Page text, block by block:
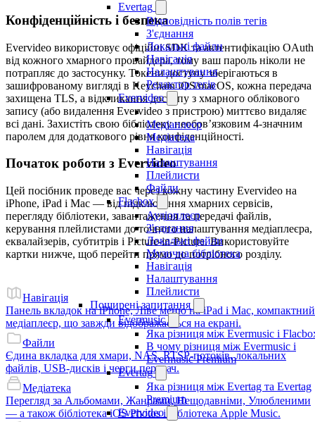
Evertag
Відповідність полів тегів
З'єднання
Локальні файли
Навігація
Налаштування
Редактор тегів
Evervideo
Медіаплеєр
Медіатека
Навігація
Налаштування
Плейлисти
Файли
Flacbox
Аудіоплеєр
З'єднання
Локальні файли
Музична бібліотека
Навігація
Налаштування
Плейлисти
Поширені запитання
Evermusic
Яка різниця між Evermusic і
В чому різниця між Evermusic і
Evermusic Premium
Evertag
Яка різниця між Evertag та Evertag
Premium
Evervideo
Конфіденційність і безпека
Evervideo використовує офіційні SDK та автентифікацію OAuth
від кожного хмарного провайдера, тому ваш пароль ніколи не
потрапляє до застосунку. Токени доступу зберігаються в
зашифрованому вигляді в Keychain iOS/macOS, кожна передача
захищена TLS, а відкликання доступу з хмарного облікового
запису (або видалення Evervideo з пристрою) миттєво видаляє
всі дані. Захистіть свою бібліотеку необов’язковим 4-значним
паролем для додаткового рівня конфіденційності.
Початок роботи з Evervideo
Цей посібник проведе вас через кожну частину Evervideo на
iPhone, iPad і Mac — від підключення хмарних сервісів,
перегляду бібліотеки, завантаження та передачі файлів,
керування плейлистами до точного налаштування медіаплеєра,
еквалайзерів, субтитрів і Picture-in-Picture. Використовуйте
картки нижче, щоб перейти прямо до потрібного розділу.
Навігація
Панель вкладок на iPhone, Ліве меню на iPad і Mac, компактний
медіаплеєр, що завжди відображається на екрані.
Файли
Єдина вкладка для хмари, NAS, RTSP-потоків, локальних
файлів, USB-дисків і черги передач.
Медіатека
Перегляд за Альбомами, Жанрами, Нещодавніми, Улюбленими
— а також бібліотека iOS Photos і бібліотека Apple Music.